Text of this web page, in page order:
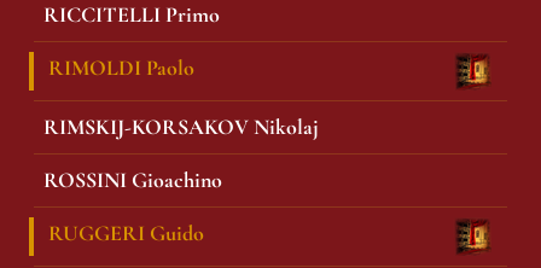
RICCITELLI Primo
RIMOLDI Paolo
RIMSKIJ-KORSAKOV Nikolaj
ROSSINI Gioachino
RUGGERI Guido